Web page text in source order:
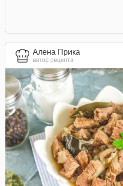
Алена Прика
автор рецепта